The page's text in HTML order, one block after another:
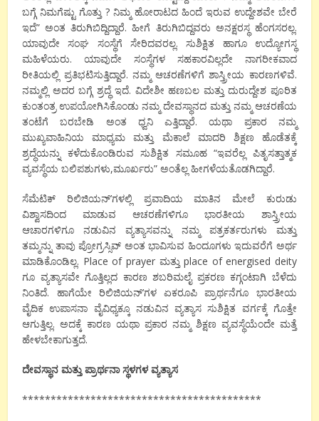
ಬಗ್ಗೆ ನಿಮಗೆಷ್ಟು ಗೊತ್ತು ? ನಿಮ್ಮ ಹೋರಾಟದ ಹಿಂದೆ ಇರುವ ಉದ್ದೇಶವೇ ಬೇರೆ
ಇದೆ” ಅಂತ ತಿರುಗಿಬಿದ್ದಿದ್ದಾರೆ. ಹೀಗೆ ತಿರುಗಿಬಿದ್ದವರು ಅನಕ್ಷರಸ್ಥ ಹೆಂಗಸರಲ್ಲ.
ಯಾವುದೇ ಸಂಘ ಸಂಸ್ಥೆಗೆ ಸೇರಿದವರಲ್ಲ. ಸುಶಿಕ್ಷಿತ ಹಾಗೂ ಉದ್ಯೋಗಸ್ಥ
ಮಹಿಳೆಯರು. ಯಾವುದೇ ಸಂಸ್ಥೆಗಳ ಸಹಕಾರವಿಲ್ಲದೇ ನಾಗರೀಕವಾದ
ರೀತಿಯಲ್ಲಿ ಪ್ರತಿಭಟಿಸುತ್ತಿದ್ದಾರೆ. ನಮ್ಮ ಆಚರಣೆಗಳಿಗೆ ಶಾಸ್ತ್ರೀಯ ಕಾರಣಗಳಿವೆ.
ನಮ್ಮಲ್ಲಿ ಅದರ ಬಗ್ಗೆ ಶ್ರದ್ಧೆ ಇದೆ. ವಿದೇಶೀ ಹಣಬಲ ಮತ್ತು ದುರುದ್ದೇಶ ಪೂರಿತ
ಕುಂತಂತ್ರ ಉಪಯೋಗಿಸಿಕೊಂಡು ನಮ್ಮ ದೇವಸ್ಥಾನದ ಮತ್ತು ನಮ್ಮ ಆಚರಣೆಯ
ತಂಟೆಗೆ ಬರಬೇಡಿ ಅಂತ ಧ್ವನಿ ಎತ್ತಿದ್ದಾರೆ. ಯಥಾ ಪ್ರಕಾರ ನಮ್ಮ
ಮುಖ್ಯವಾಹಿನಿಯ ಮಾಧ್ಯಮ ಮತ್ತು ಮೆಕಾಲೆ ಮಾದರಿ ಶಿಕ್ಷಣ ಹೊಡೆತಕ್ಕೆ
ಶ್ರದ್ಧೆಯನ್ನು ಕಳೆದುಕೊಂಡಿರುವ ಸುಶಿಕ್ಷಿತ ಸಮೂಹ “ಇವರೆಲ್ಲ ಪಿತೃಸತ್ತಾತ್ಮಕ
ವ್ಯವಸ್ಥೆಯ ಬಲಿಪಶುಗಳು,ಮೂರ್ಖರು” ಅಂತೆಲ್ಲ ಹೀಗಳೆಯತೊಡಗಿದ್ದಾರೆ.
ಸೆಮೆಟಿಕ್ ರಿಲಿಜಿಯನ್’ಗಳಲ್ಲಿ ಪ್ರವಾದಿಯ ಮಾತಿನ ಮೇಲೆ ಕುರುಡು
ವಿಶ್ವಾಸದಿಂದ ಮಾಡುವ ಆಚರಣೆಗಳಿಗೂ ಭಾರತೀಯ ಶಾಸ್ತ್ರೀಯ
ಆಚಾರಗಳಿಗೂ ನಡುವಿನ ವ್ಯತ್ಯಾಸವನ್ನು ನಮ್ಮ ಪತ್ರಕರ್ತರುಗಳು ಮತ್ತು
ತಮ್ಮನ್ನು ತಾವು ಪ್ರೋಗ್ರಸ್ಸಿವ್ ಅಂತ ಭಾವಿಸುವ ಹಿಂದೂಗಳು ಇದುವರೆಗೆ ಅರ್ಥ
ಮಾಡಿಕೊಂಡಿಲ್ಲ. Place of prayer ಮತ್ತು place of energised deity
ಗೂ ವ್ಯತ್ಯಾಸವೇ ಗೊತ್ತಿಲ್ಲದ ಕಾರಣ ಶಬರಿಮಲೈ ಪ್ರಕರಣ ಕಗ್ಗಂಟಾಗಿ ಬೆಳೆದು
ನಿಂತಿದೆ. ಹಾಗೆಯೇ ರಿಲಿಜಿಯನ್’ಗಳ ಏಕರೂಪಿ ಪ್ರಾರ್ಥನೆಗೂ ಭಾರತೀಯ
ವೈದಿಕ ಉಪಾಸನಾ ವೈವಿಧ್ಯಕ್ಕೂ ನಡುವಿನ ವ್ಯತ್ಯಾಸ ಸುಶಿಕ್ಷಿತ ವರ್ಗಕ್ಕೆ ಗೊತ್ತೇ
ಆಗುತ್ತಿಲ್ಲ. ಅದಕ್ಕೆ ಕಾರಣ ಯಥಾ ಪ್ರಕಾರ ನಮ್ಮ ಶಿಕ್ಷಣ ವ್ಯವಸ್ಥೆಯೆಂದೇ ಮತ್ತೆ
ಹೇಳಬೇಕಾಗುತ್ತದೆ.
ದೇವಸ್ಥಾನ ಮತ್ತು ಪ್ರಾರ್ಥನಾ ಸ್ಥಳಗಳ ವ್ಯತ್ಯಾಸ
******************************************